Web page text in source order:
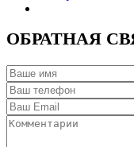
ОБРАТНАЯ